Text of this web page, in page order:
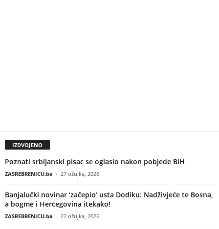
IZDVOJENO
Poznati srbijanski pisac se oglasio nakon pobjede BiH
ZASREBRENICU.ba - 27 ožujka, 2026
Banjalučki novinar ‘začepio’ usta Dodiku: Nadživjeće te Bosna,
a bogme i Hercegovina itekako!
ZASREBRENICU.ba - 22 ožujka, 2026